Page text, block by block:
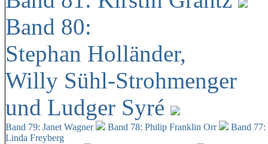
Band 80:
Stephan Holländer,
Willy Sühl-Strohmenger
und Ludger Syré
Band 79: Janet Wagner Band 78: Philip Franklin Orr
Band
Linda Freyberg